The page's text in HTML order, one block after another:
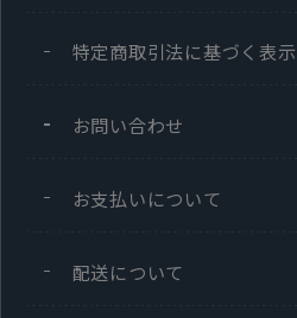
特定商取引法に基づく表示
お問い合わせ
お支払いについて
配送について